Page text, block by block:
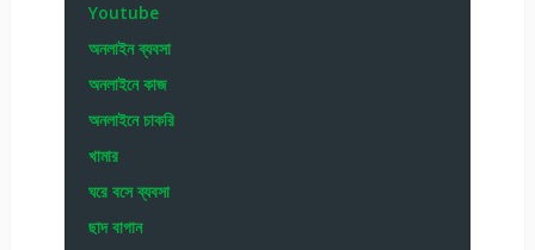
Youtube
অনলাইন ব্যবসা
অনলাইনে কাজ
অনলাইনে চাকরি
খামার
ঘরে বসে ব্যবসা
ছাদ বাগান